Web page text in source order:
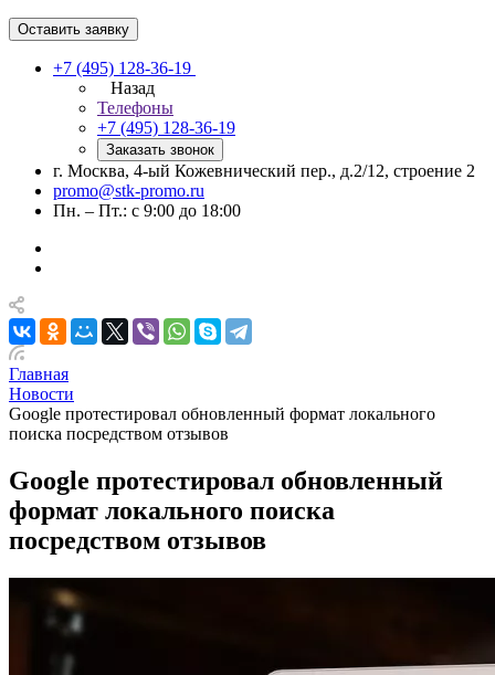
Оставить заявку
+7 (495) 128-36-19
Назад
Телефоны
+7 (495) 128-36-19
Заказать звонок
г. Москва, 4-ый Кожевнический пер., д.2/12, строение 2
promo@stk-promo.ru
Пн. – Пт.: с 9:00 до 18:00
Главная
Новости
Google протестировал обновленный формат локального
поиска посредством отзывов
Google протестировал обновленный
формат локального поиска
посредством отзывов